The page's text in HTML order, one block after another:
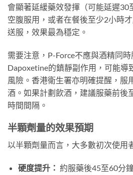
會顯著延緩藥效發揮（可能延遲30
空腹服用，或者在餐後至少2小時
送服，效果最為穩定。
需要注意，P-Force不應與酒精同
Dapoxetine的鎮靜副作用，可能導
風險。香港衛生署亦明確提醒，服
酒。如果計劃飲酒，建議服藥前後
時間間隔。
半顆劑量的效果預期
以半顆劑量而言，大多數初次使用
硬度提升： 約服藥後45至60分